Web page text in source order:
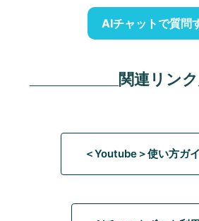
AIチャットで質問
関連リンク
＜Youtube＞使い方ガ